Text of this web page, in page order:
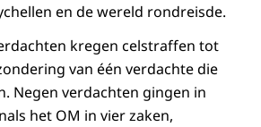
en de wereld rondreisde.
kregen celstraffen tot
van één verdachte die
Negen verdachten gingen in
het OM in vier zaken,